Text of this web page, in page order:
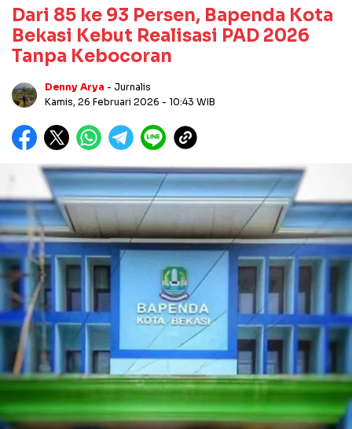
Dari 85 ke 93 Persen, Bapenda Kota
Bekasi Kebut Realisasi PAD 2026
Tanpa Kebocoran
Denny Arya - Jurnalis
Kamis, 26 Februari 2026 - 10:43 WIB